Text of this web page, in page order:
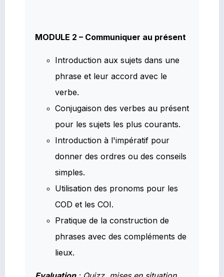
MODULE 2 – Communiquer au présent
Introduction aux sujets dans une
phrase et leur accord avec le
verbe.
Conjugaison des verbes au présent
pour les sujets les plus courants.
Introduction à l'impératif pour
donner des ordres ou des conseils
simples.
Utilisation des pronoms pour les
COD et les COI.
Pratique de la construction de
phrases avec des compléments de
lieux.